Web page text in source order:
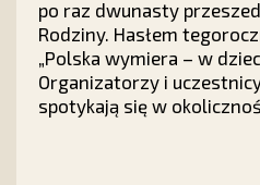
po raz dwunasty
Rodziny. Hasłem
„Polska wymiera – w
Organizatorzy i
spotykają się w